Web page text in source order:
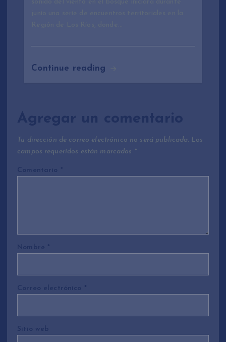
Continue reading
Agregar un comentario
Tu dirección de correo electrónico no será publicada. Los
campos requeridos están marcados *
Comentario *
Nombre *
Correo electrónico *
Sitio web